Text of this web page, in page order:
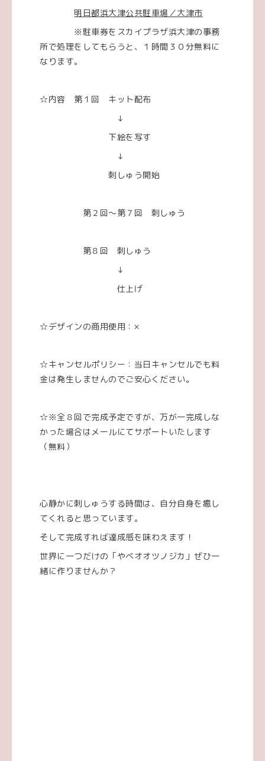
明日都浜大津公共駐車場／大津市
※駐車券をスカイプラザ浜大津の事務
所で処理をしてもらうと、１時間３０分無料に
なります。
☆内容 第１回 キット配布
↓
下絵を写す
↓
刺しゅう開始
第２回～第７回 刺しゅう
第８回 刺しゅう
↓
仕上げ
☆デザインの商用使用：×
☆キャンセルポリシー：当日キャンセルでも料
金は発生しませんのでご安心ください。
☆※全８回で完成予定ですが、万が一完成しな
かった場合はメールにてサポートいたします
（無料）
心静かに刺しゅうする時間は、自分自身を癒し
てくれると思っています。
そして完成すれば達成感を味わえます！
世界に一つだけの「やべオオツノジカ」ぜひ一
緒に作りませんか？